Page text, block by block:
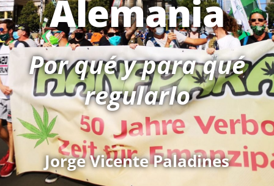
Alemania
Por qué y para qué
regularlo
Jorge Vicente Paladines